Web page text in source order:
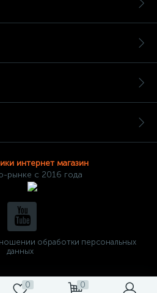
0 0
интернет магазин
рынке с 2016 года
обработки персональных
данных